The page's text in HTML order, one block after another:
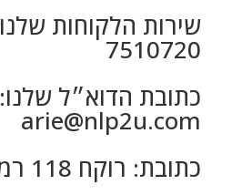
7510720
כתובת הדוא״ל שלנו:
arie@nlp2u.com
כתובת: רוקח 118 רמת גן